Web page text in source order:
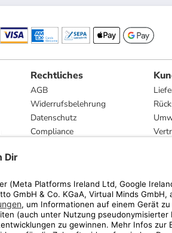
Rechtliches
AGB
Widerrufsbelehrung
Datenschutz
Compliance